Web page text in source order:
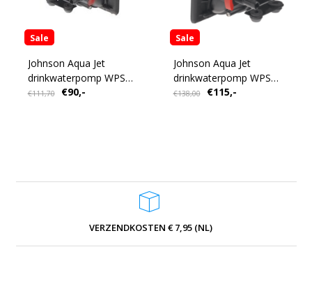
Sale
Johnson Aqua Jet
drinkwaterpomp WPS
2.4
€111,70 €90,-
Sale
Johnson Aqua Jet
drinkwaterpomp WPS
2.9
€138,00 €115,-
VERZENDKOSTEN € 7,95 (NL)